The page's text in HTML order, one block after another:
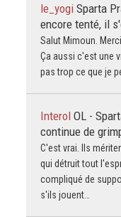
le_yogi Sparta
encore tenté, il
Salut Mimoun.
Ça aussi c'est une
pas trop ce que je
Interol OL -
continue de
C'est vrai. Ils
qui détruit tout
compliqué de
s'ils jouent…